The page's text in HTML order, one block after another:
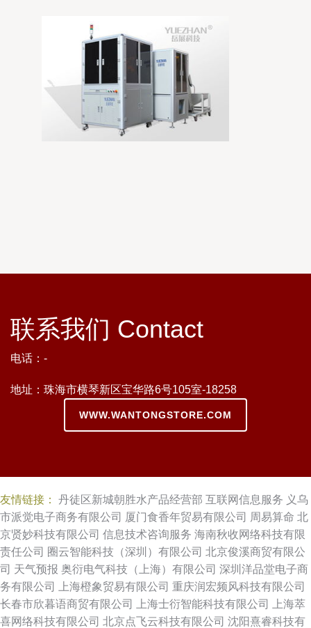
联系我们 Contact
电话：-
地址：珠海市横琴新区宝华路6号105室-18258
WWW.WANTONGSTORE.COM
友情链接： 丹徒区新城朝胜水产品经营部 互联网信息服务 义乌
市派觉电子商务有限公司 厦门食香年贸易有限公司 周易算命 北
京贤妙科技有限公司 信息技术咨询服务 海南秋收网络科技有限
责任公司 圈云智能科技（深圳）有限公司 北京俊溪商贸有限公
司 天气预报 奥衍电气科技（上海）有限公司 深圳洋品堂电子商
务有限公司
上海橙象贸易有限公司 重庆润宏频风科技有限公司
长春市欣暮语商贸有限公司
上海士衍智能科技有限公司
上海萃
喜网络科技有限公司 北京点飞云科技有限公司 沈阳熹睿科技有